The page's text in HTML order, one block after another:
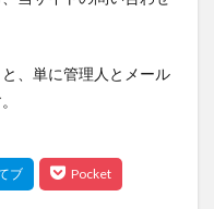
、単に管理人とメール